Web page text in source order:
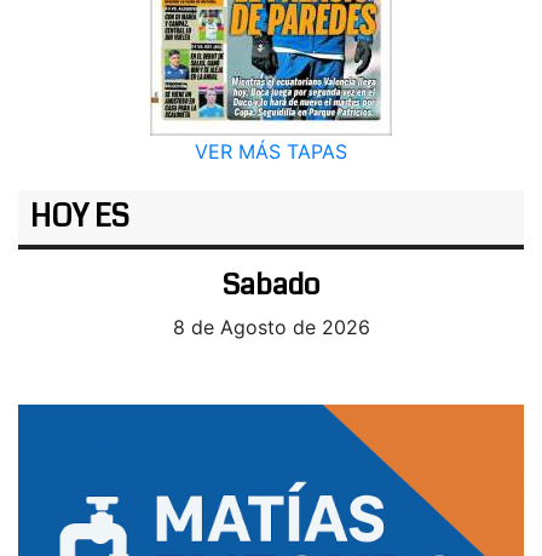
VER MÁS TAPAS
HOY ES
Sabado
8 de Agosto de 2026